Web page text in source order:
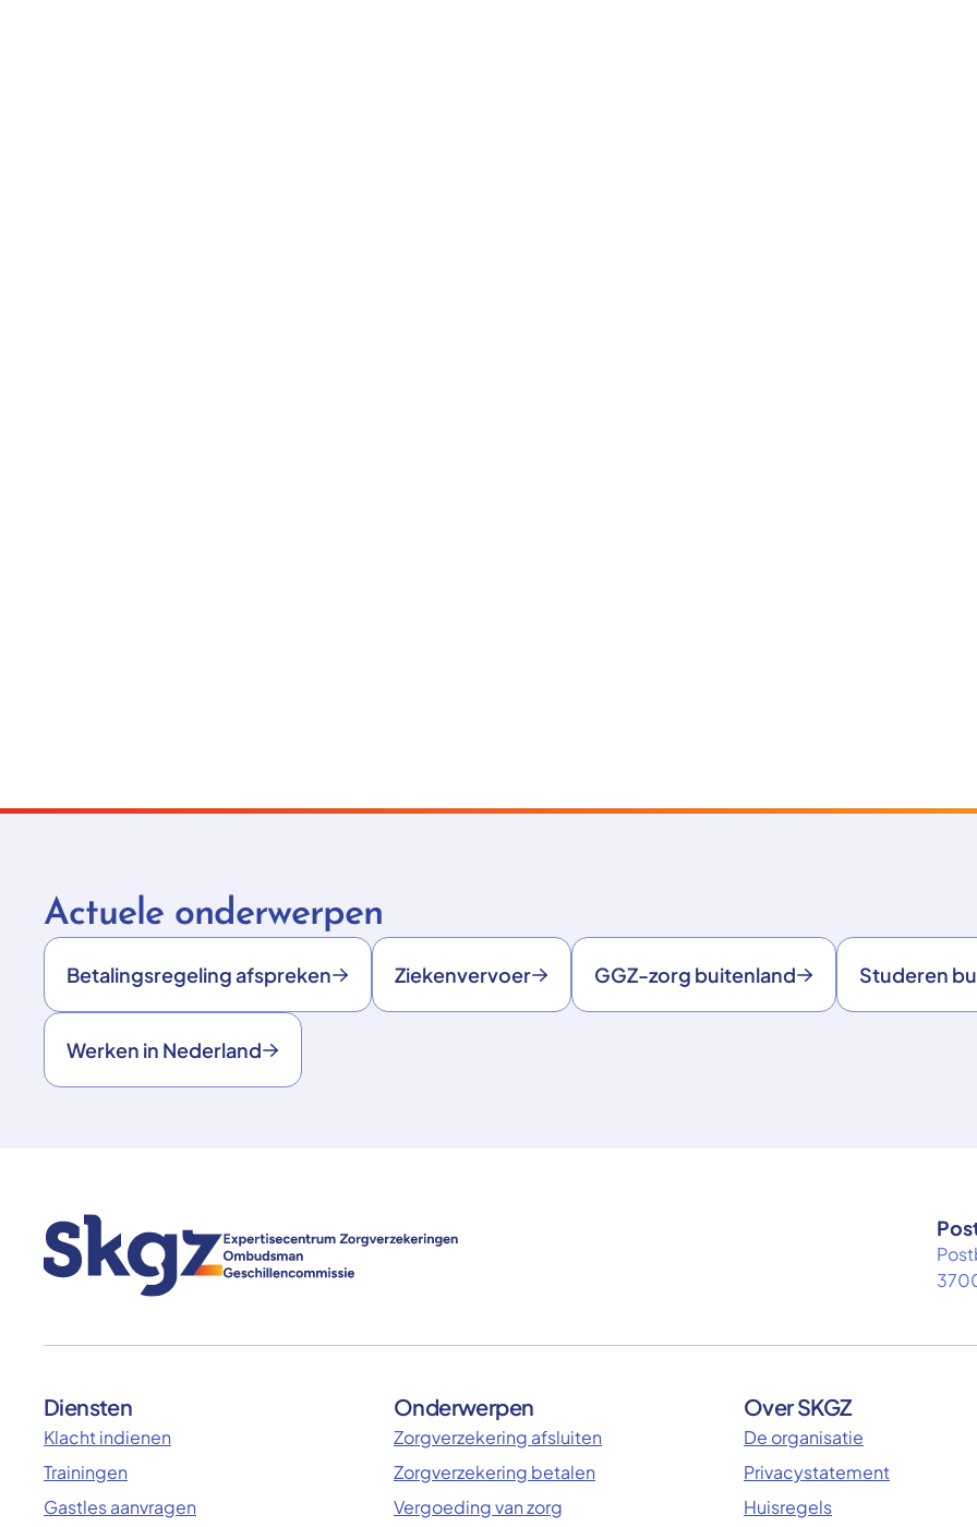
Actuele onderwerpen
Betalingsregeling afspreken Ziekenvervoer GGZ-zorg buitenland Studeren
Werken in Nederland
Diensten
Klacht indienen
Trainingen
Gastles aanvragen
Onderwerpen
Zorgverzekering afsluiten
Zorgverzekering betalen
Vergoeding van zorg
Over SKGZ
De organisatie
Privacystatement
Huisregels